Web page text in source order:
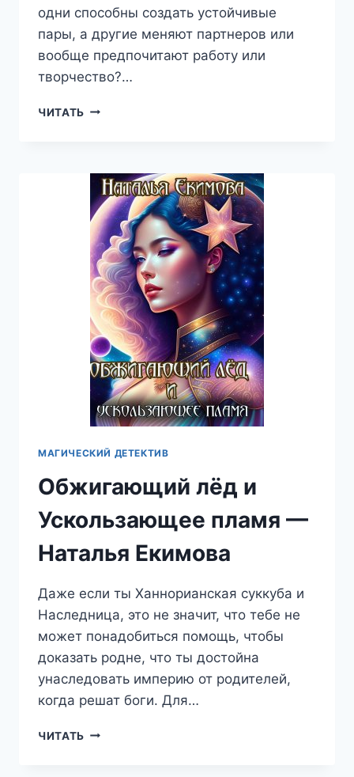
одни способны создать устойчивые
пары, а другие меняют партнеров или
вообще предпочитают работу или
творчество?…
ЧИТАТЬ ВАЛЕНТНОСТЬ
МАГИЧЕСКИЙ ДЕТЕКТИВ
Обжигающий лёд и
Ускользающее пламя —
Наталья Екимова
Даже если ты Ханнорианская суккуба и
Наследница, это не значит, что тебе не
может понадобиться помощь, чтобы
доказать родне, что ты достойна
унаследовать империю от родителей,
когда решат боги. Для…
ЧИТАТЬ ОБЖИГАЮЩИЙ